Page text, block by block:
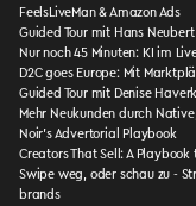
FeelsLiveMan & Amazon Ads
Guided Tour mit Hans Neubert
Nur noch 45 Minuten: KI im
D2C goes Europe: Mit
Guided Tour mit Denise
Mehr Neukunden durch
Noir’s Advertorial Playbook
Creators That Sell: A
Swipe weg, oder schau zu -
brands